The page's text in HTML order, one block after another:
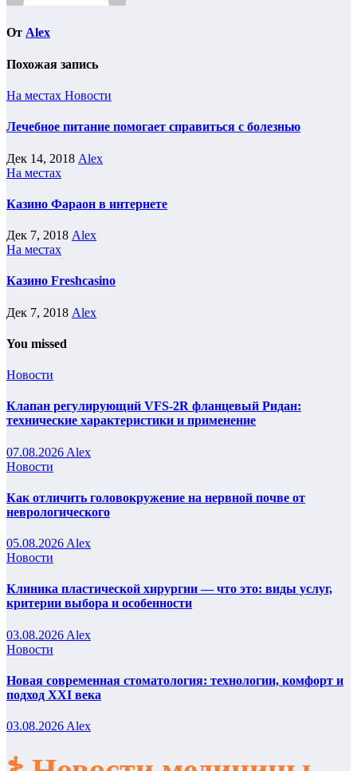
От Alex
Похожая запись
На местах Новости
Лечебное питание помогает справиться с болезнью
Дек 14, 2018 Alex
На местах
Казино Фараон в интернете
Дек 7, 2018 Alex
На местах
Казино Freshcasino
Дек 7, 2018 Alex
You missed
Новости
Клапан регулирующий VFS-2R фланцевый Ридан:
технические характеристики и применение
07.08.2026 Alex
Новости
Как отличить головокружение на нервной почве от
неврологического
05.08.2026 Alex
Новости
Клиника пластической хирургии — что это: виды услуг,
критерии выбора и особенности
03.08.2026 Alex
Новости
Новая современная стоматология: технологии, комфорт и
подход XXI века
03.08.2026 Alex